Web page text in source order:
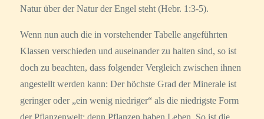
Natur über der Natur der Engel steht (Hebr. 1:3-5).
Wenn nun auch die in vorstehender Tabelle angeführten
Klassen verschieden und auseinander zu halten sind, so ist
doch zu beachten, dass folgender Vergleich zwischen ihnen
angestellt werden kann: Der höchste Grad der Minerale ist
geringer oder „ein wenig niedriger“ als die niedrigste Form
der Pflanzenwelt; denn Pflanzen haben Leben. So ist die